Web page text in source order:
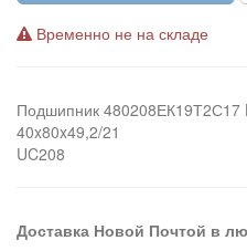
Временно не на складе
Подшипник 480208ЕК19Т2С17
40x80x49,2/21
UC208
Доставка Новой Почтой в